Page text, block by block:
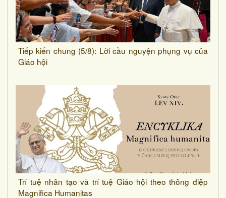
Tiếp kiến chung (5/8): Lời cầu nguyện phụng vụ của
Giáo hội
Trí tuệ nhân tạo và trí tuệ Giáo hội theo thông điệp
Magnifica Humanitas